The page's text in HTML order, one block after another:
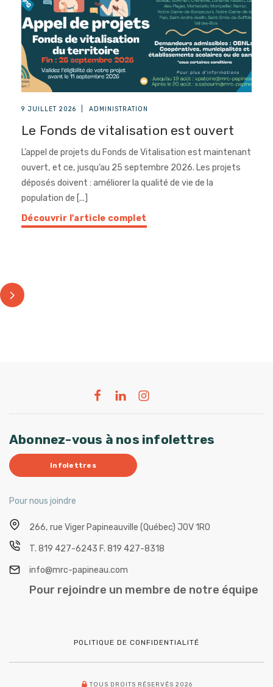
9 JUILLET 2026 ADMINISTRATION
Le Fonds de vitalisation est ouvert
L’appel de projets du Fonds de Vitalisation est maintenant
ouvert, et ce, jusqu’au 25 septembre 2026. Les projets
déposés doivent : améliorer la qualité de vie de la
population de [...]
Découvrir l'article complet
Abonnez-vous à nos infolettres
Infolettres
Pour nous joindre
266, rue Viger Papineauville (Québec) J0V 1R0
T. 819 427-6243 F. 819 427-8318
info@mrc-papineau.com
Pour rejoindre un membre de notre équipe
TOUS DROITS RÉSERVÉS 2026
POLITIQUE DE CONFIDENTIALITÉ